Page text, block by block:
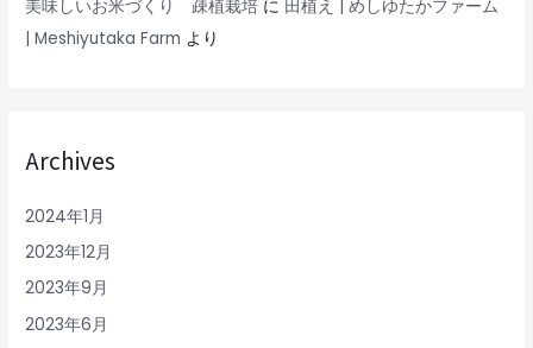
美味しいお米づくり 疎植栽培 に 田植え | めしゆたかファーム
| Meshiyutaka Farm より
Archives
2024年1月
2023年12月
2023年9月
2023年6月